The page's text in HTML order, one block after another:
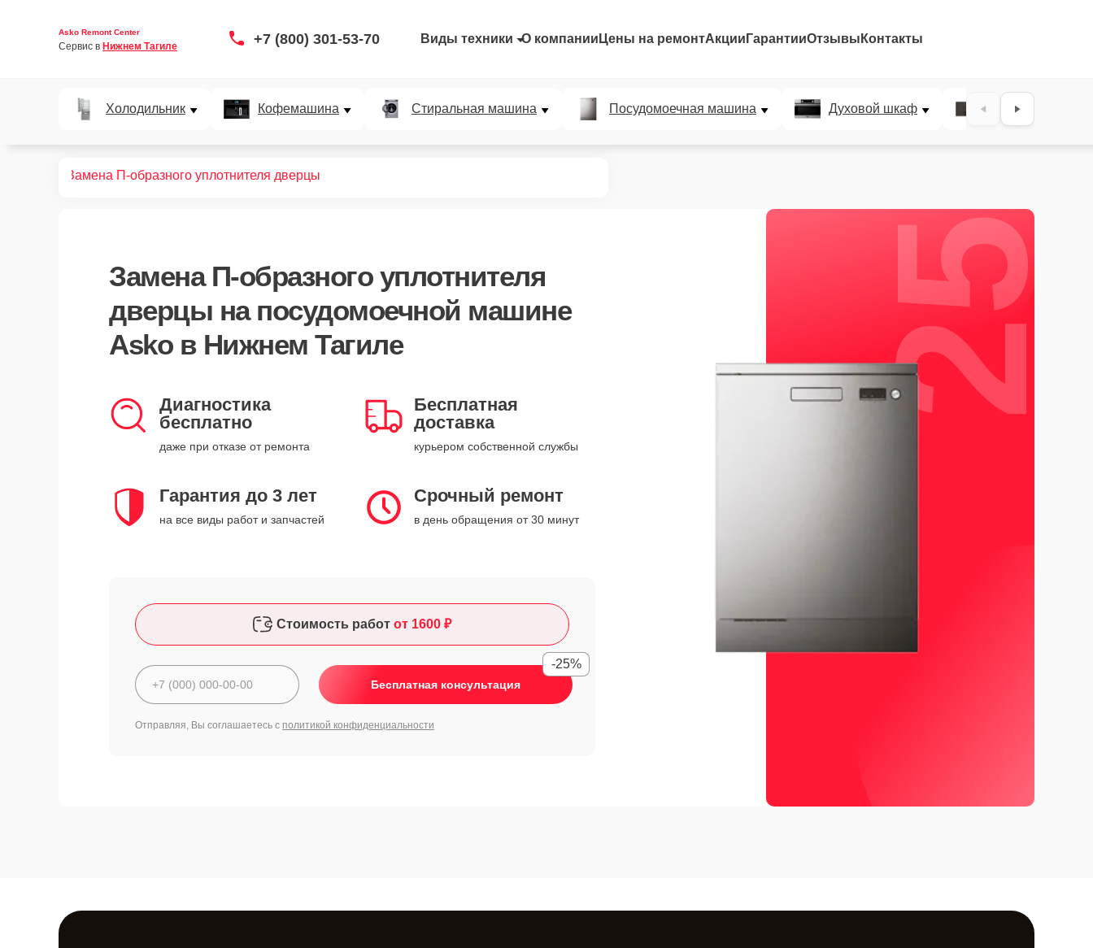
Asko Remont Center
Сервис в Нижнем Тагиле +7 (800) 301-53-70 Виды техники О компании Цены на ремонтАкции ГарантииОтзывы Контакты
Холодильник Кофемашина Стиральная машина Посудомоечная машина Духовой шкаф Варочная
Замена П-образного уплотнителя дверцы
Замена П-образного уплотнителя
дверцы на посудомоечной машине
Asko в Нижнем Тагиле
Диагностика
бесплатно
даже при отказе от ремонта
Бесплатная
доставка
курьером собственной службы
Гарантия до 3 лет
на все виды работ и запчастей
Срочный ремонт
в день обращения от 30 минут
Стоимость работ от 1600 ₽
Бесплатная консультация
-25%
Отправляя, Вы соглашаетесь с политикой конфиденциальности
25%